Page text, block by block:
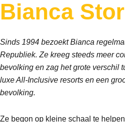
Bianca
Sinds 1994 bezoekt Bianca
Republiek. Ze kreeg steeds meer
bevolking en zag het grote verschil
luxe All-Inclusive resorts en een
bevolking.
Ze begon op kleine schaal te